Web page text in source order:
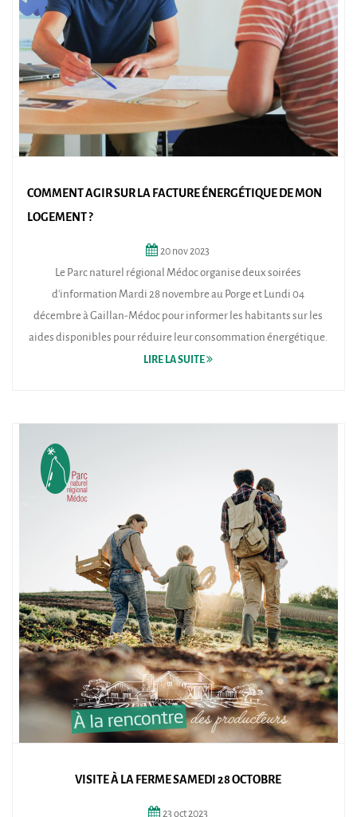
COMMENT AGIR SUR LA FACTURE ÉNERGÉTIQUE DE MON
LOGEMENT ?
20nov2023
Le Parc naturel régional Médoc organise deux soirées
d'information Mardi 28 novembre au Porge et Lundi 04
décembre à Gaillan-Médoc pour informer les habitants sur les
aides disponibles pour réduire leur consommation énergétique.
LIRE LA SUITE
VISITE À LA FERME SAMEDI 28 OCTOBRE
23oct2023